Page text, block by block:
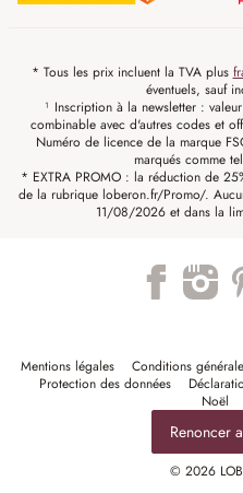
* Tous les prix incluent la TVA plus
éventuels, sauf
¹ Inscription à la newsletter :
combinable avec d'autres codes et
Numéro de licence de la marque
marqués comme
* EXTRA PROMO : la réduction de
de la rubrique loberon.fr/Promo/.
11/08/2026 et dans la
Mentions légales Conditions
Protection des données
Noël
Renoncer
© 2026